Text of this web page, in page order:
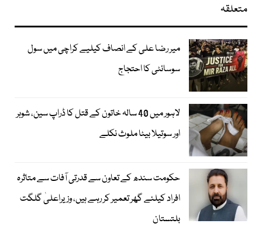
متعلقہ
میر رضا علی کے انصاف کیلیے کراچی میں سول
سوسائٹی کا احتجاج
لاہور میں 40 سالہ خاتون کے قتل کا ڈراپ سین، شوہر
اور سوتیلا بیٹا ملوث نکلے
حکومت سندھ کے تعاون سے قدرتی آفات سے متاثرہ
افراد کیلئے گھر تعمیر کر رہے ہیں، وزیراعلیٰ گلگت
بلتستان